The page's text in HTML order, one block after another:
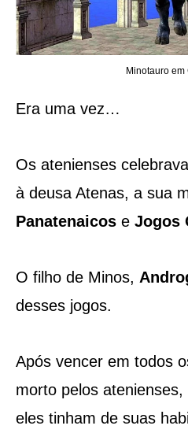
Minotauro em
Era uma vez…
Os atenienses
à deusa Atenas, a sua
Panatenaicose Jogos
O filho de Minos,
desses jogos.
Após vencer em todos
morto pelos
eles tinham de suas